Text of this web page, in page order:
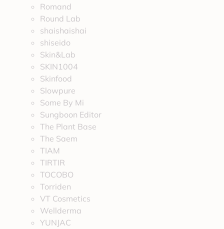
Romand
Round Lab
shaishaishai
shiseido
Skin&Lab
SKIN1004
Skinfood
Slowpure
Some By Mi
Sungboon Editor
The Plant Base
The Saem
TIAM
TIRTIR
TOCOBO
Torriden
VT Cosmetics
Wellderma
YUNJAC